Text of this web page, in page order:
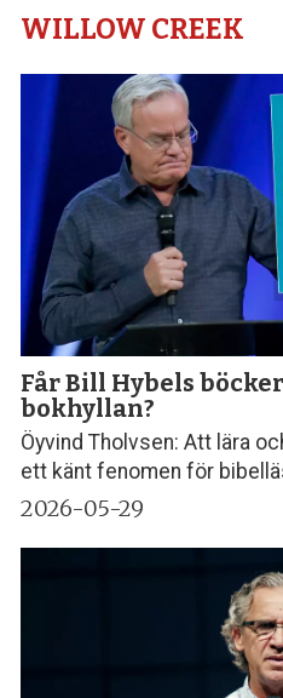
WILLOW CREEK
Får Bill Hybels
bokhyllan?
Öyvind Tholvsen: Att lära
ett känt fenomen för
2026-05-29